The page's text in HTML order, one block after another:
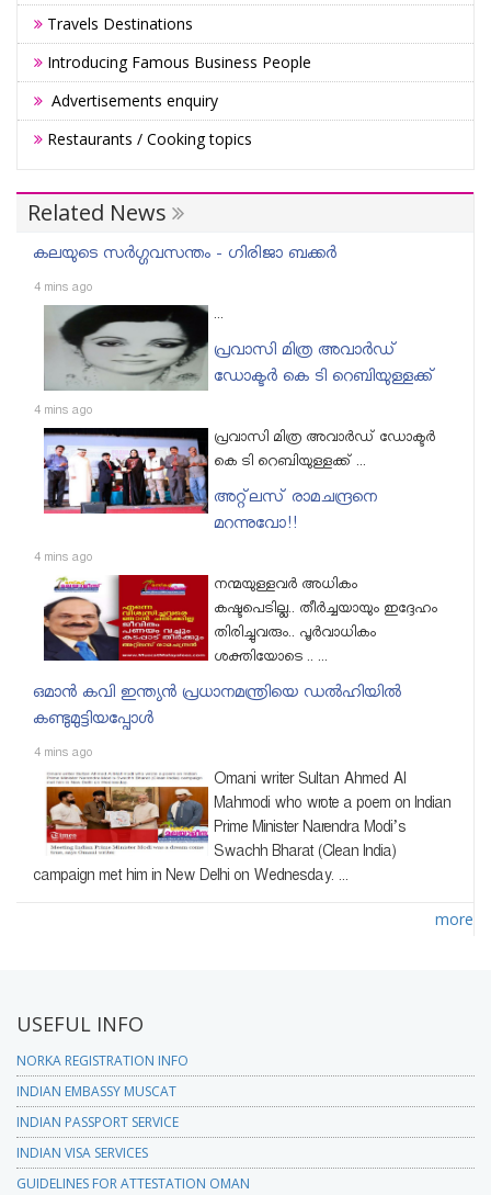
Travels Destinations
Introducing Famous Business People
Advertisements enquiry
Restaurants / Cooking topics
Related News
കലയുടെ സർഗ്ഗവസന്തം - ഗിരിജാ ബക്കർ
4 mins ago
...
പ്രവാസി മിത്ര അവാർഡ്
ഡോക്ടർ കെ ടി റെബിയുള്ളക്ക്
4 mins ago
പ്രവാസി മിത്ര അവാർഡ് ഡോക്ടർ
കെ ടി റെബിയുള്ളക്ക് ...
അറ്റ്‌ലസ് രാമചന്ദ്രനെ
മറന്നുവോ!!
4 mins ago
നന്മയുള്ളവര്‍ അധികം
കഷ്ടപെടില്ല.. തീര്‍ച്ചയായും ഇദ്ദേഹം
തിരിച്ചുവരും.. പൂര്‍വാധികം
ശക്തിയോടെ .. ...
ഒമാന്‍ കവി ഇന്ത്യന്‍ പ്രധാനമന്ത്രിയെ ഡല്‍ഹിയില്‍
കണ്ടുമുട്ടിയപ്പോള്‍
4 mins ago
Omani writer Sultan Ahmed Al
Mahmodi who wrote a poem on Indian
Prime Minister Narendra Modi’s
Swachh Bharat (Clean India)
campaign met him in New Delhi on Wednesday. ...
more
USEFUL INFO
NORKA REGISTRATION INFO
INDIAN EMBASSY MUSCAT
INDIAN PASSPORT SERVICE
INDIAN VISA SERVICES
GUIDELINES FOR ATTESTATION OMAN